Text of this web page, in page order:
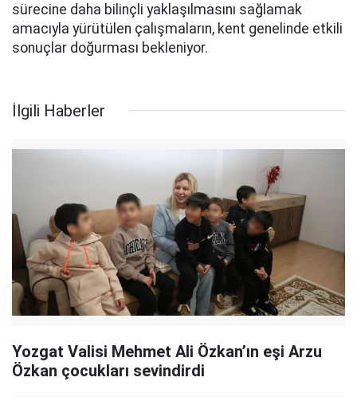
sürecine daha bilinçli yaklaşılmasını sağlamak
amacıyla yürütülen çalışmaların, kent genelinde etkili
sonuçlar doğurması bekleniyor.
İlgili Haberler
Yozgat Valisi Mehmet Ali Özkan’ın eşi Arzu
Özkan çocukları sevindirdi